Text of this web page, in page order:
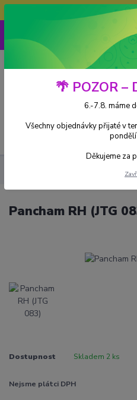
Doprava ZDARMA
Pancham RH
Pancham RH (JTG
Dostupnost Skladem 2 ks
Nejsme plátci DPH
🌴 POZOR –
6.-7.8. máme
Všechny objednávky přijaté v
Děkujeme za